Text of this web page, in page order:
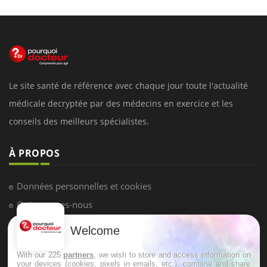
Le site santé de référence avec chaque jour toute l'actualité
médicale decryptée par des médecins en exercice et les
conseils des meilleurs spécialistes.
À PROPOS
Données personnelles et cookies
Qui sommes-nous
Conditions d'utilisation
Mentions Légales
Welcome
With our 225 partners , we wish to store and access information on
your devices (cookies, pixels in emails, etc.), combine and share